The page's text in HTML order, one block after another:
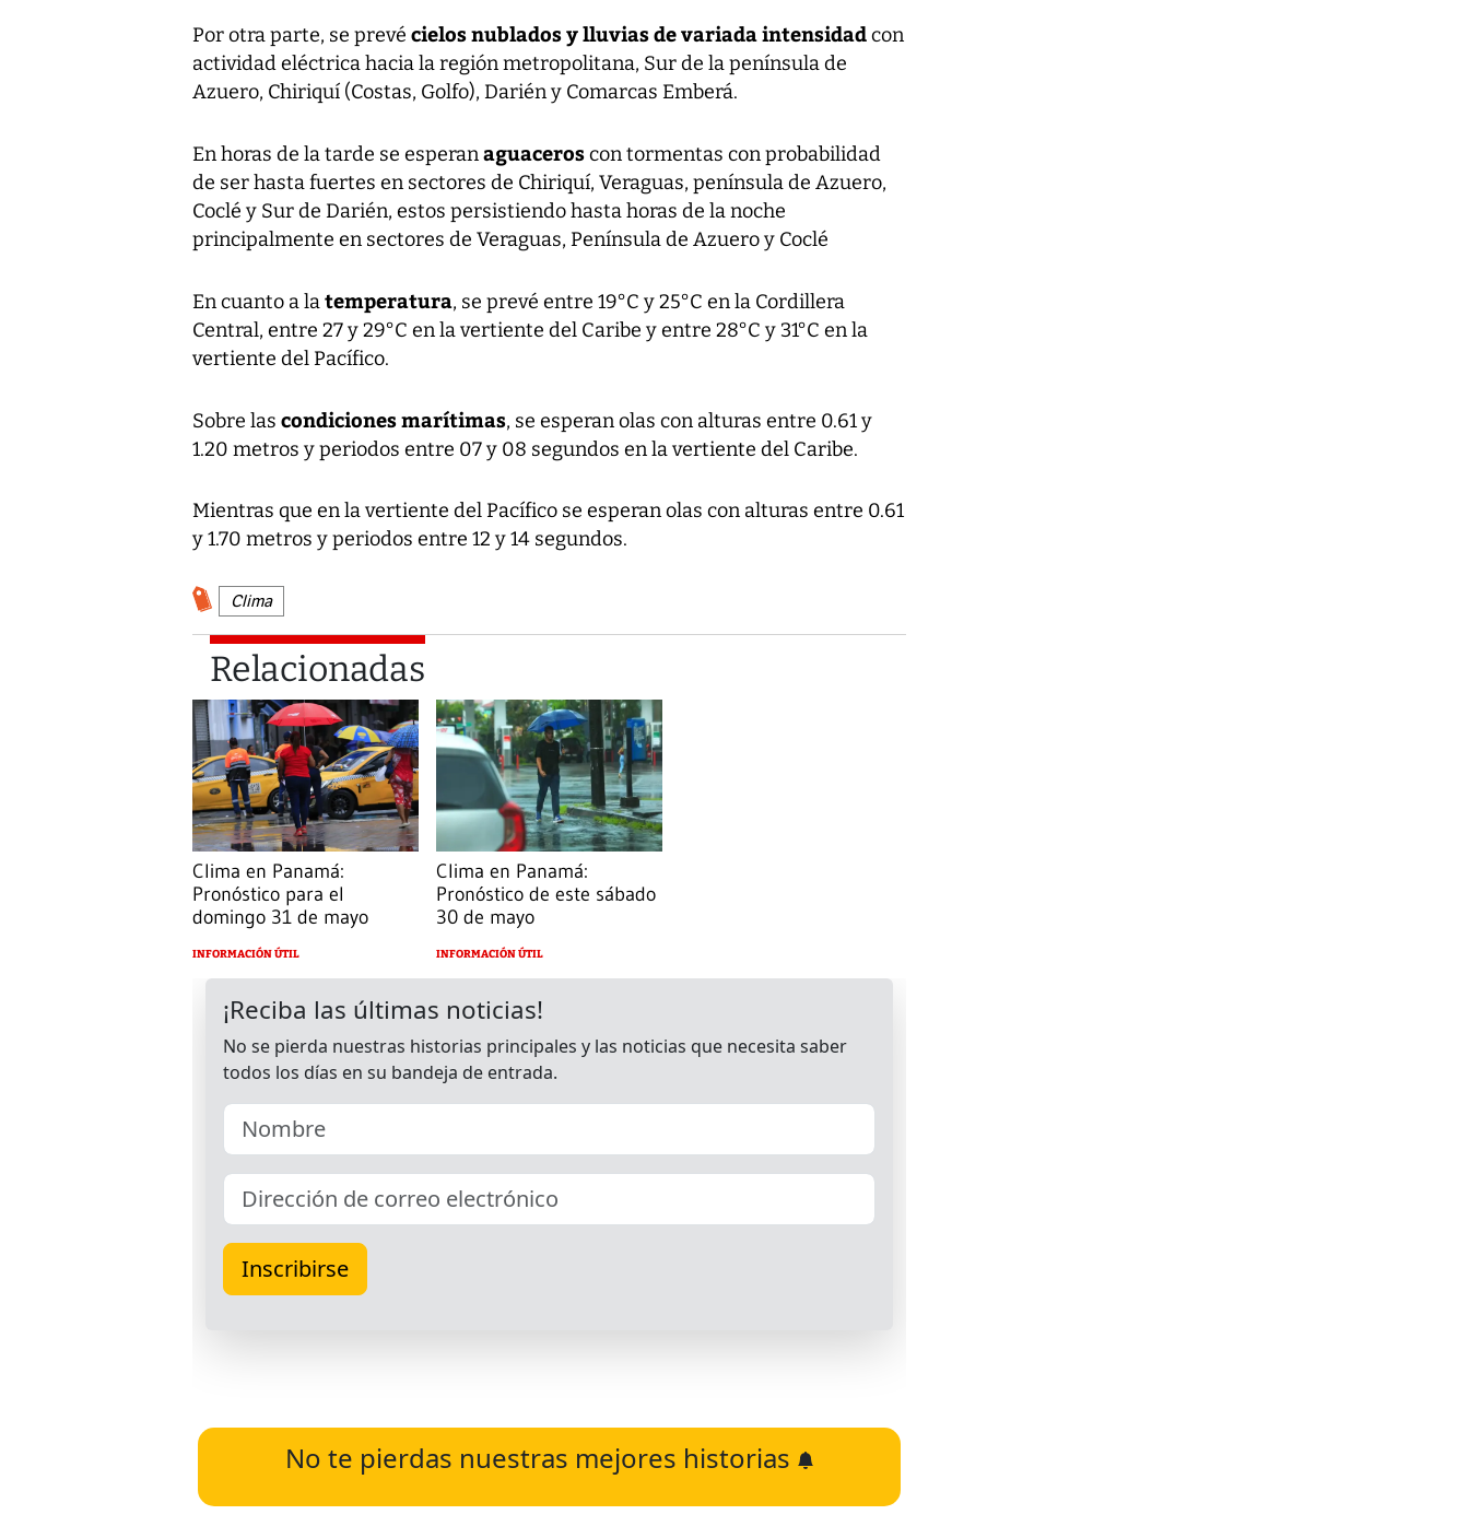
Por otra parte, se prevé cielos nublados y lluvias de variada intensidadcon
actividad eléctrica hacia la región metropolitana, Sur de la península de
Azuero, Chiriquí (Costas, Golfo), Darién y Comarcas Emberá.
En horas de la tarde se esperanaguaceroscon tormentas con probabilidad
de ser hasta fuertes en sectores de Chiriquí, Veraguas, península de Azuero,
Coclé y Sur de Darién, estos persistiendo hasta horas de la noche
principalmente en sectores de Veraguas, Península de Azuero y Coclé
En cuanto a latemperatura, se prevé entre 19°C y 25°C en la Cordillera
Central, entre 27 y 29°C en la vertiente del Caribe y entre 28°C y 31°C en la
vertiente del Pacífico.
Sobre las condiciones marítimas, se esperan olas con alturas entre 0.61 y
1.20 metros y periodos entre 07 y 08 segundos en la vertiente del Caribe.
Mientras que en la vertiente del Pacífico se esperan olas con alturas entre 0.61
y 1.70 metros y periodos entre 12 y 14 segundos.
Clima
Relacionadas
Clima en Panamá:
Pronóstico para el
domingo 31 de mayo
INFORMACIÓN ÚTIL
Clima en Panamá:
Pronóstico de este sábado
30 de mayo
INFORMACIÓN ÚTIL
No te pierdas nuestras mejores historias